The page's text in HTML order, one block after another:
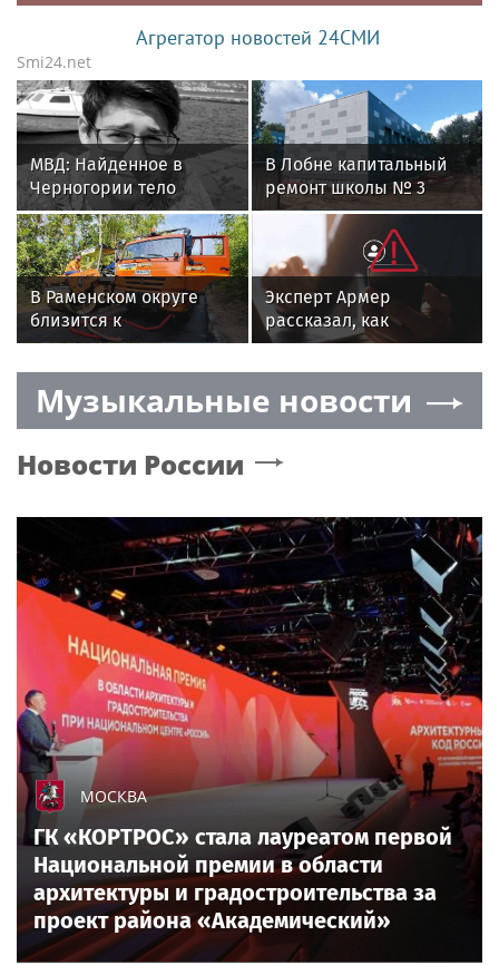
Агрегатор новостей 24СМИ
Smi24.net
МВД: Найденное в
Черногории тело
принадлежит
российскому музыканту
Соломатину
В Лобне капитальный
ремонт школы № 3
завершат к 1 сентября
2026 года
В Раменском округе
близится к
завершению ремонт
шоссе — с. Рыболово
Эксперт Армер
рассказал, как
защитить ребенка от
Музыкальные новости
Новости России
МОСКВА
ГК «КОРТРОС» стала лауреатом первой
Национальной премии в области
архитектуры и градостроительства за
проект района «Академический»